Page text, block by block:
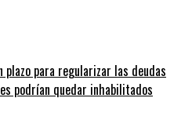
plazo para regularizar las deudas
podrían quedar inhabilitados